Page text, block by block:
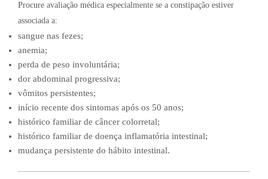
Procure avaliação médica especialmente se a constipação estiver
associada a:
sangue nas fezes;
anemia;
perda de peso involuntária;
dor abdominal progressiva;
vômitos persistentes;
início recente dos sintomas após os 50 anos;
histórico familiar de câncer colorretal;
histórico familiar de doença inflamatória intestinal;
mudança persistente do hábito intestinal.